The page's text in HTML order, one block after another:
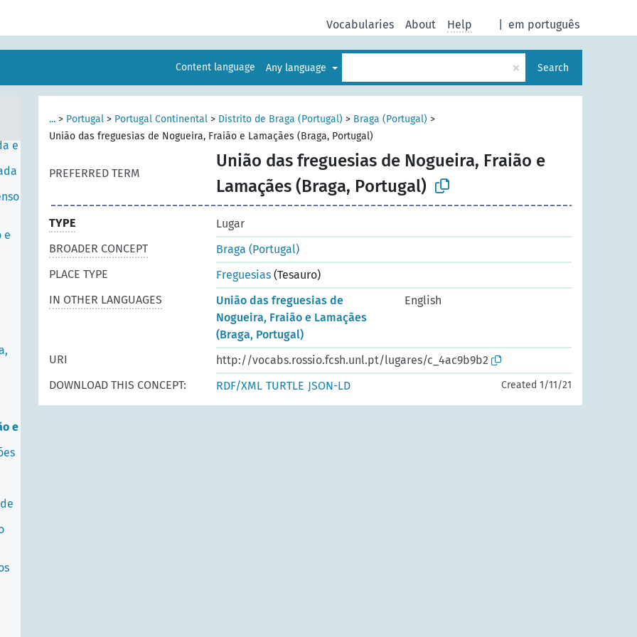
em português
Vocabularies About Help
Content language Any language × Search
e
e
e
... > Portugal > Portugal Continental > Distrito de Braga (Portugal) > Braga (Portugal) >
União das freguesias de Nogueira, Fraião e Lamaçães (Braga, Portugal)
PREFERRED TERM
União das freguesias de Nogueira, Fraião e
Lamaçães (Braga, Portugal)
TYPE
Lugar
BROADER CONCEPT
Braga (Portugal)
PLACE TYPE
Freguesias (Tesauro)
IN OTHER LANGUAGES
União das freguesias de
Nogueira, Fraião e Lamaçães
(Braga, Portugal)
English
URI
http://vocabs.rossio.fcsh.unl.pt/lugares/c_4ac9b9b2
DOWNLOAD THIS CONCEPT:
RDF/XML TURTLE JSON-LD Created 1/11/21